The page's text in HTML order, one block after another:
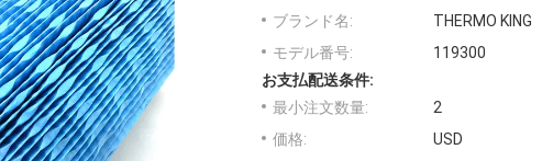
ブランド名:
THERMO KING
モデル番号:
119300
お支払配送条件:
最小注文数量:
2
価格:
USD